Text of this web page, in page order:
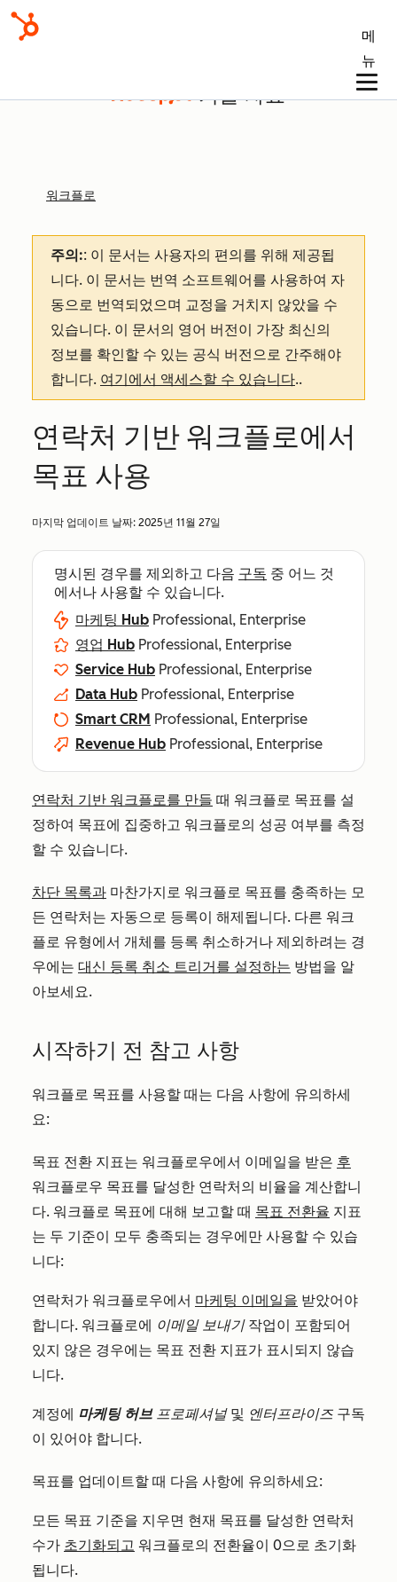
메
뉴
기술 자료
워크플로
주의:: 이 문서는 사용자의 편의를 위해 제공됩
니다. 이 문서는 번역 소프트웨어를 사용하여 자
동으로 번역되었으며 교정을 거치지 않았을 수
있습니다. 이 문서의 영어 버전이 가장 최신의
정보를 확인할 수 있는 공식 버전으로 간주해야
합니다. 여기에서 액세스할 수 있습니다..
연락처 기반 워크플로에서
목표 사용
마지막 업데이트 날짜: 2025년 11월 27일
명시된 경우를 제외하고 다음 구독 중 어느 것
에서나 사용할 수 있습니다.
마케팅 Hub Professional, Enterprise
영업 Hub Professional, Enterprise
Service Hub Professional, Enterprise
Data Hub Professional, Enterprise
Smart CRM Professional, Enterprise
Revenue Hub Professional, Enterprise
연락처 기반 워크플로를 만들 때 워크플로 목표를 설
정하여 목표에 집중하고 워크플로의 성공 여부를 측정
할 수 있습니다.
차단 목록과 마찬가지로 워크플로 목표를 충족하는 모
든 연락처는 자동으로 등록이 해제됩니다. 다른 워크
플로 유형에서 개체를 등록 취소하거나 제외하려는 경
우에는 대신 등록 취소 트리거를 설정하는 방법을 알
아보세요.
시작하기 전 참고 사항
워크플로 목표를 사용할 때는 다음 사항에 유의하세
요:
목표 전환 지표는 워크플로우에서 이메일을 받은 후
워크플로우 목표를 달성한 연락처의 비율을 계산합니
다. 워크플로 목표에 대해 보고할 때 목표 전환율 지표
는 두 기준이 모두 충족되는 경우에만 사용할 수 있습
니다:
연락처가 워크플로우에서 마케팅 이메일을 받았어야
합니다. 워크플로에 이메일 보내기 작업이 포함되어
있지 않은 경우에는 목표 전환 지표가 표시되지 않습
니다.
계정에 마케팅 허브 프로페셔널 및 엔터프라이즈 구독
이 있어야 합니다.
목표를 업데이트할 때 다음 사항에 유의하세요:
모든 목표 기준을 지우면 현재 목표를 달성한 연락처
수가 초기화되고 워크플로의 전환율이 0으로 초기화
됩니다.